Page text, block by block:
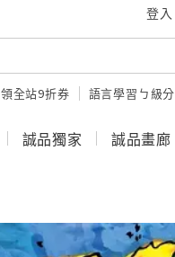
登入
全站9折券 語言學習ㄅ級分
誠品獨家 誠品畫廊